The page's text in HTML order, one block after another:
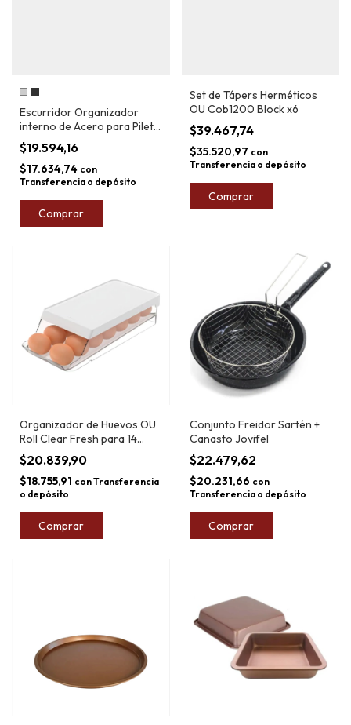
Escurridor Organizador
interno de Acero para Pileta
Plus Market
$19.594,16
$17.634,74 con
Transferencia o depósito
Comprar
Set de Tápers Herméticos
OU Cob1200 Block x6
$39.467,74
$35.520,97 con
Transferencia o depósito
Comprar
Organizador de Huevos OU
Roll Clear Fresh para 14
unidades
$20.839,90
$18.755,91 conTransferencia
o depósito
Comprar
Conjunto Freidor Sartén +
Canasto Jovifel
$22.479,62
$20.231,66 con
Transferencia o depósito
Comprar